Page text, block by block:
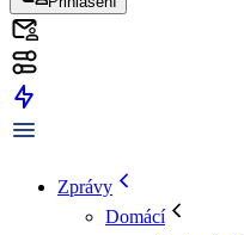
Zprávy
Domácí